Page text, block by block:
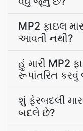
MP2 ફાઇલ
આવતી નથી?
હું મારી MP2
રૂપાંતરિત
શું ફેરબદલી
બદલે છે?